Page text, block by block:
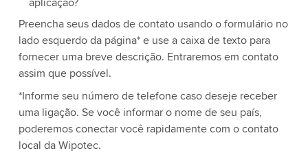
aplicação?
Preencha seus dados de contato usando o formulário no
lado esquerdo da página* e use a caixa de texto para
fornecer uma breve descrição. Entraremos em contato
assim que possível.
*Informe seu número de telefone caso deseje receber
uma ligação. Se você informar o nome de seu país,
poderemos conectar você rapidamente com o contato
local da Wipotec.